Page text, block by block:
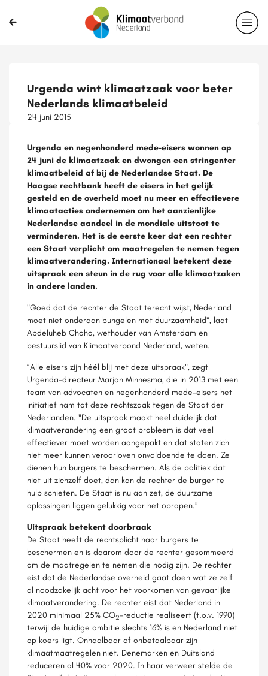
Urgenda wint klimaatzaak voor beter
Nederlands klimaatbeleid
24 juni 2015
Urgenda en negenhonderd mede-eisers wonnen op
24 juni de klimaatzaak en dwongen een stringenter
klimaatbeleid af bij de Nederlandse Staat. De
Haagse rechtbank heeft de eisers in het gelijk
gesteld en de overheid moet nu meer en effectievere
klimaatacties ondernemen om het aanzienlijke
Nederlandse aandeel in de mondiale uitstoot te
verminderen. Het is de eerste keer dat een rechter
een Staat verplicht om maatregelen te nemen tegen
klimaatverandering. Internationaal betekent deze
uitspraak een steun in de rug voor alle klimaatzaken
in andere landen.
"Goed dat de rechter de Staat terecht wijst, Nederland
moet niet onderaan bungelen met duurzaamheid", laat
Abdeluheb Choho, wethouder van Amsterdam en
bestuurslid van Klimaatverbond Nederland, weten.
“Alle eisers zijn héél blij met deze uitspraak", zegt
Urgenda-directeur Marjan Minnesma, die in 2013 met een
team van advocaten en negenhonderd mede-eisers het
initiatief nam tot deze rechtszaak tegen de Staat der
Nederlanden. "De uitspraak maakt heel duidelijk dat
klimaatverandering een groot probleem is dat veel
effectiever moet worden aangepakt en dat staten zich
niet meer kunnen veroorloven onvoldoende te doen. Ze
dienen hun burgers te beschermen. Als de politiek dat
niet uit zichzelf doet, dan kan de rechter de burger te
hulp schieten. De Staat is nu aan zet, de duurzame
oplossingen liggen gelukkig voor het oprapen.”
Uitspraak betekent doorbraak
De Staat heeft de rechtsplicht haar burgers te
beschermen en is daarom door de rechter gesommeerd
om de maatregelen te nemen die nodig zijn. De rechter
eist dat de Nederlandse overheid gaat doen wat ze zelf
al noodzakelijk acht voor het voorkomen van gevaarlijke
klimaatverandering. De rechter eist dat Nederland in
2020 minimaal 25% CO2-reductie realiseert (t.o.v. 1990)
terwijl de huidige ambitie slechts 16% is en Nederland niet
op koers ligt. Onhaalbaar of onbetaalbaar zijn
klimaatmaatregelen niet. Denemarken en Duitsland
reduceren al 40% voor 2020. In haar verweer stelde de